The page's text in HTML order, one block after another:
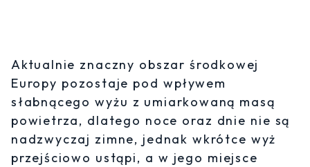
Aktualnie znaczny obszar środkowej
Europy pozostaje pod wpływem
słabnącego wyżu z umiarkowaną masą
powietrza, dlatego noce oraz dnie nie są
nadzwyczaj zimne, jednak wkrótce wyż
przejściowo ustąpi, a w jego miejsce